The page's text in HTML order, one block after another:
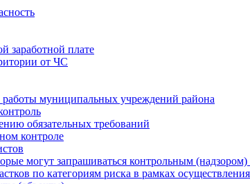
заработной плате
от ЧС
работы муниципальных учреждений района
обязательных требований
контроле
могут запрашиваться контрольным
по категориям риска в рамках